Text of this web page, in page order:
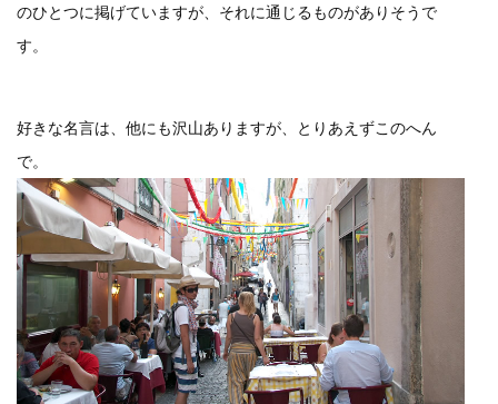
のひとつに掲げていますが、それに通じるものがありそうで
す。
好きな名言は、他にも沢山ありますが、とりあえずこのへん
で。